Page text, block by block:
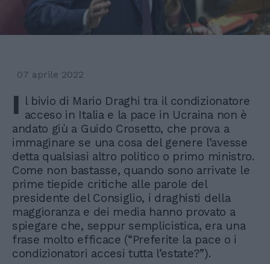
07 aprile 2022
I l bivio di Mario Draghi tra il condizionatore
acceso in Italia e la pace in Ucraina non è
andato giù a Guido Crosetto, che prova a
immaginare se una cosa del genere l’avesse
detta qualsiasi altro politico o primo ministro.
Come non bastasse, quando sono arrivate le
prime tiepide critiche alle parole del
presidente del Consiglio, i draghisti della
maggioranza e dei media hanno provato a
spiegare che, seppur semplicistica, era una
frase molto efficace (“Preferite la pace o i
condizionatori accesi tutta l’estate?”).